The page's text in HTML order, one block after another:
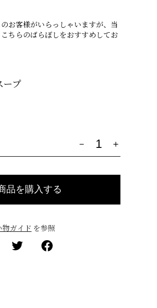
お客様がいらっしゃいますが、当
ちらのばらぼしをおすすめしてお
プ
物ガイド を参照